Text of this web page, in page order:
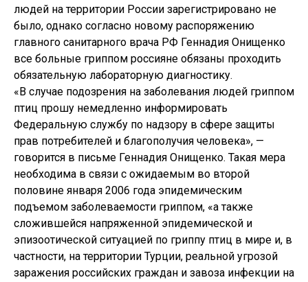
людей на территории России зарегистрировано не
было, однако согласно новому распоряжению
главного санитарного врача РФ Геннадия Онищенко
все больные гриппом россияне обязаны проходить
обязательную лабораторную диагностику.
«В случае подозрения на заболевания людей гриппом
птиц прошу немедленно информировать
Федеральную службу по надзору в сфере защиты
прав потребителей и благополучия человека», —
говорится в письме Геннадия Онищенко. Такая мера
необходима в связи с ожидаемым во второй
половине января 2006 года эпидемическим
подъемом заболеваемости гриппом, «а также
сложившейся напряженной эпидемической и
эпизоотической ситуацией по гриппу птиц в мире и, в
частности, на территории Турции, реальной угрозой
заражения российских граждан и завоза инфекции на